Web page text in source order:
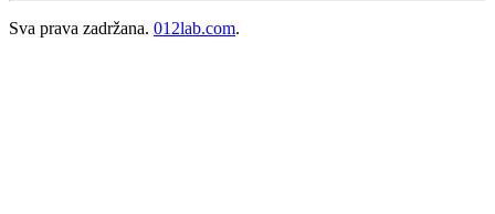
Sva prava zadržana. 012lab.com.